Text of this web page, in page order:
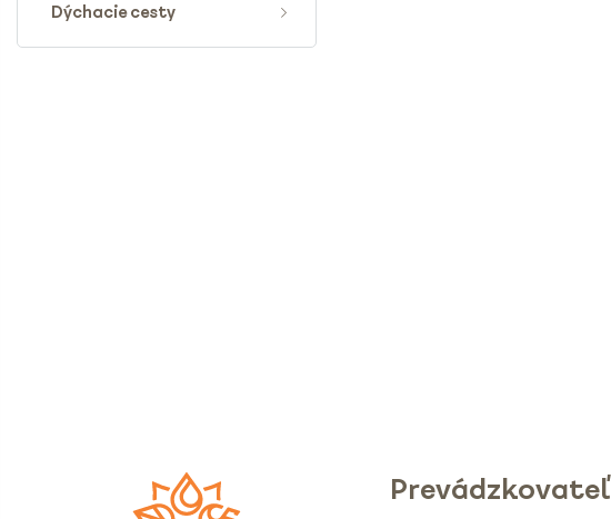
Dýchacie cesty
Prevádzkovateľ